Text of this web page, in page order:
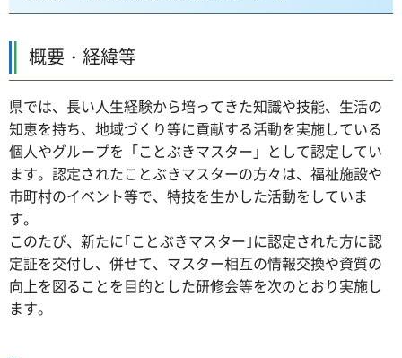
概要・経緯等
県では、長い人生経験から培ってきた知識や技能、生活の
知恵を持ち、地域づくり等に貢献する活動を実施している
個人やグループを「ことぶきマスター」として認定してい
ます。認定されたことぶきマスターの方々は、福祉施設や
市町村のイベント等で、特技を生かした活動をしていま
す。
このたび、新たに｢ことぶきマスター｣に認定された方に認
定証を交付し、併せて、マスター相互の情報交換や資質の
向上を図ることを目的とした研修会等を次のとおり実施し
ます。